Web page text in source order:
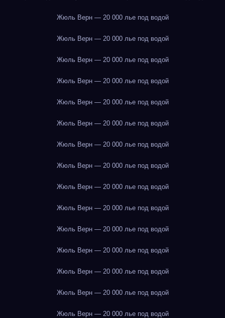
Жюль Верн — 20 000 лье под водой
Жюль Верн — 20 000 лье под водой
Жюль Верн — 20 000 лье под водой
Жюль Верн — 20 000 лье под водой
Жюль Верн — 20 000 лье под водой
Жюль Верн — 20 000 лье под водой
Жюль Верн — 20 000 лье под водой
Жюль Верн — 20 000 лье под водой
Жюль Верн — 20 000 лье под водой
Жюль Верн — 20 000 лье под водой
Жюль Верн — 20 000 лье под водой
Жюль Верн — 20 000 лье под водой
Жюль Верн — 20 000 лье под водой
Жюль Верн — 20 000 лье под водой
Жюль Верн — 20 000 лье под водой